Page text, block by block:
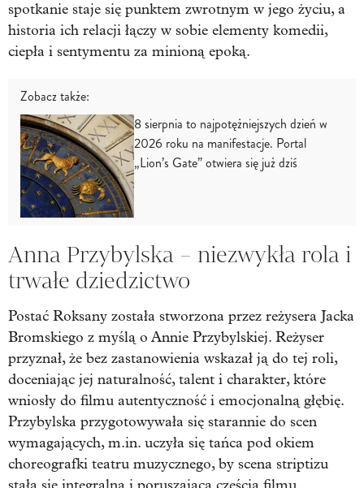
spotkanie staje się punktem zwrotnym w jego życiu, a
historia ich relacji łączy w sobie elementy komedii,
ciepła i sentymentu za minioną epoką.
Zobacz także:
8 sierpnia to najpotężniejszych dzień w
2026 roku na manifestacje. Portal
„Lion’s Gate” otwiera się już dziś
Anna Przybylska – niezwykła rola i
trwałe dziedzictwo
Postać Roksany została stworzona przez reżysera Jacka
Bromskiego z myślą o Annie Przybylskiej. Reżyser
przyznał, że bez zastanowienia wskazał ją do tej roli,
doceniając jej naturalność, talent i charakter, które
wniosły do filmu autentyczność i emocjonalną głębię.
Przybylska przygotowywała się starannie do scen
wymagających, m.in. uczyła się tańca pod okiem
choreografki teatru muzycznego, by scena striptizu